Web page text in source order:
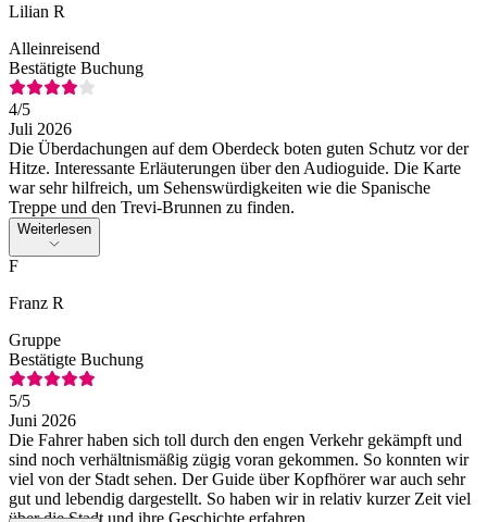
Lilian R
Alleinreisend
Bestätigte Buchung
4/5
Juli 2026
Die Überdachungen auf dem Oberdeck boten guten Schutz vor der
Hitze. Interessante Erläuterungen über den Audioguide. Die Karte
war sehr hilfreich, um Sehenswürdigkeiten wie die Spanische
Treppe und den Trevi-Brunnen zu finden.
Weiterlesen
F
Franz R
Gruppe
Bestätigte Buchung
5/5
Juni 2026
Die Fahrer haben sich toll durch den engen Verkehr gekämpft und
sind noch verhältnismäßig zügig voran gekommen. So konnten wir
viel von der Stadt sehen. Der Guide über Kopfhörer war auch sehr
gut und lebendig dargestellt. So haben wir in relativ kurzer Zeit viel
über die Stadt und ihre Geschichte erfahren.